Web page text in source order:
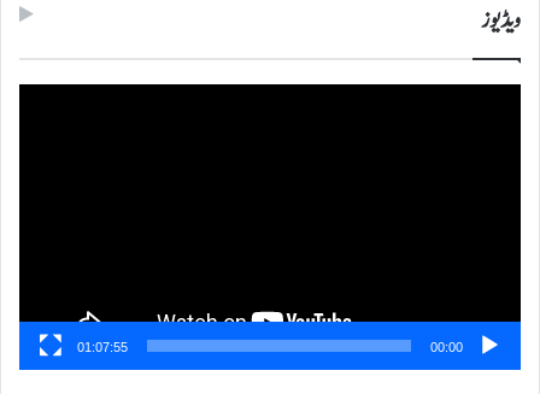
ویڈیوز
00:00
01:07:55